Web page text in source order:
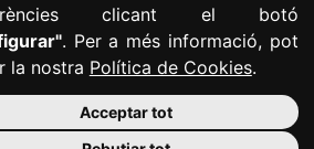
clicant el botó
. Per a més informació, pot
la nostra Política de Cookies.
Acceptar tot